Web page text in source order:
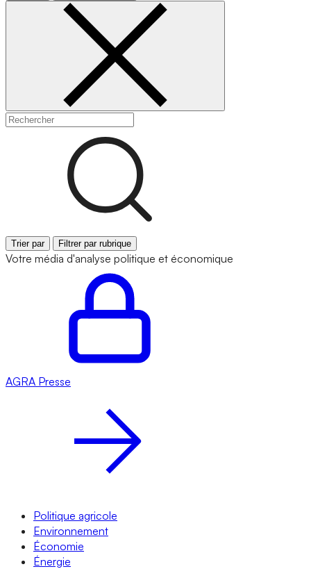
Trier par Filtrer par rubrique
Votre média d'analyse politique et économique
AGRA Presse
Politique agricole
Environnement
Économie
Énergie